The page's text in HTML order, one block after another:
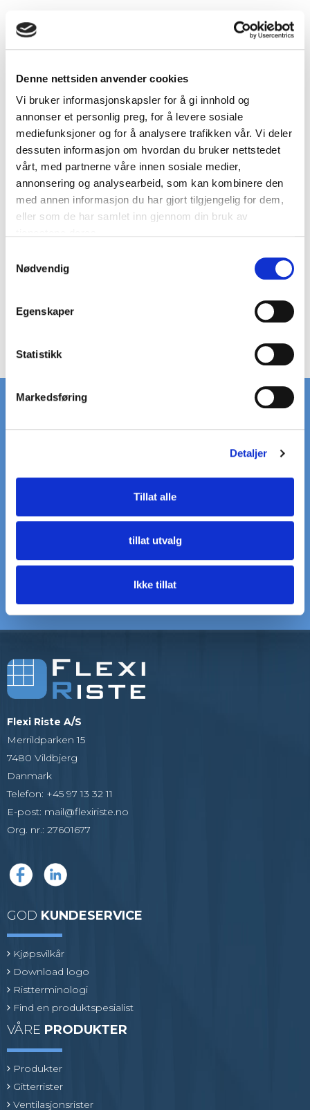
Denne nettsiden anvender cookies
Vi bruker informasjonskapsler for å gi innhold og
annonser et personlig preg, for å levere sosiale
mediefunksjoner og for å analysere trafikken vår. Vi deler
dessuten informasjon om hvordan du bruker nettstedet
vårt, med partnerne våre innen sosiale medier,
annonsering og analysearbeid, som kan kombinere den
med annen informasjon du har gjort tilgjengelig for dem,
eller som de har samlet inn gjennom din bruk av
Nødvendig
Egenskaper
Statistikk
Markedsføring
Detaljer
Tillat alle
tillat utvalg
Ikke tillat
Våre mest brukte festebeslag
Passer til fibergitter med 40 x 40 eller 38 x 38 mm
Komplett klemmebeslag inkludert:
Skrue
Mutter M8
Låsering i syntetisk plast
STORT LAGER
av standardrister
til døren Ring: +45 97 13 32 11
5000+ KUNDER 20+ ÅRS ERFARING
Vi er eksperter på rister og
Flexi Riste A/S
Merrildparken 15
7480 Vildbjerg
Danmark
Telefon: +45 97 13 32 11
E-post: mail@flexiriste.no
Org. nr.: 27601677
GOD KUNDESERVICE
Kjøpsvilkår
Download logo
Ristterminologi
Find en produktspesialist
VÅRE PRODUKTER
Produkter
Gitterrister
Ventilasjonsrister